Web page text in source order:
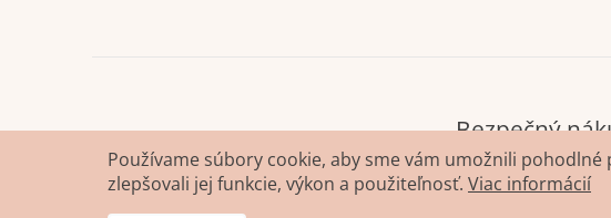
Používame súbory cookie, aby sme vám umožnili
zlepšovali jej funkcie, výkon a použiteľnosť. Viac informácií